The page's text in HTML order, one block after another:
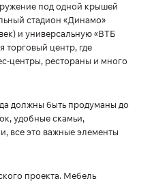
под одной крышей
стадион «Динамо»
и универсальную «ВТБ
торговый центр, где
центры, рестораны и много
должны быть продуманы до
удобные скамьи,
все это важные элементы
проекта. Мебель